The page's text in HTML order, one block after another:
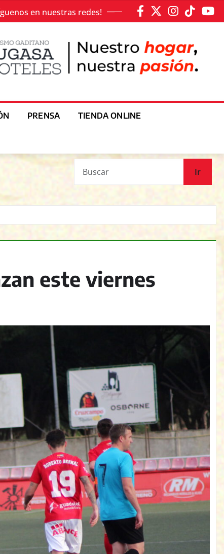
en nuestras redes!
PRENSA TIENDA ONLINE
Ir
este viernes